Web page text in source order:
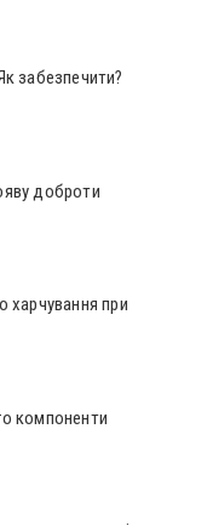
забезпечити?
доброти
харчування при
компоненти